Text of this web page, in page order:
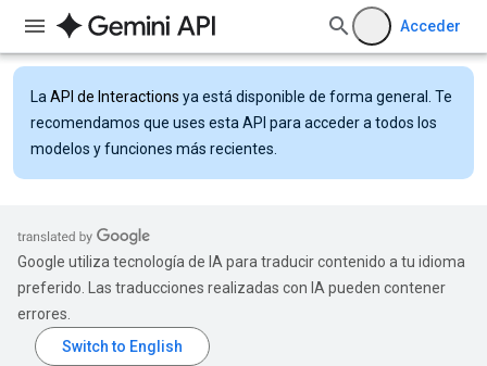
Acceder
La API de Interactions ya está disponible de forma general. Te
recomendamos que uses esta API para acceder a todos los
modelos y funciones más recientes.
Google utiliza tecnología de IA para traducir contenido a tu idioma
preferido. Las traducciones realizadas con IA pueden contener
errores.